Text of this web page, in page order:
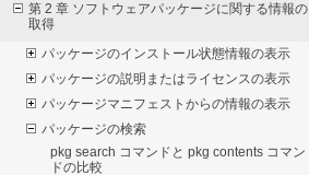
第 2 章 ソフトウェアパッケージに関する情報の
取得
パッケージのインストール状態情報の表示
パッケージの説明またはライセンスの表示
パッケージマニフェストからの情報の表示
パッケージの検索
pkg search コマンドと pkg contents コマン
ドの比較